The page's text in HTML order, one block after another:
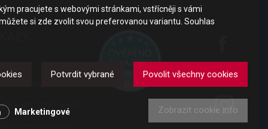
kupní smlouvy pro
pracujete s webovými stránkami, vstřícněji s vámi
si zde zvolit svou preferovanou variantu. Souhlas
Potvrdit vybrané Povolit všechny cookies
Marketingové Zobrazit cookie info